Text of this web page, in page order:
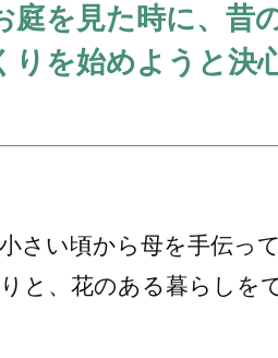
庭を見た時に、昔
りを始めようと決
さい頃から母を手伝っ
と、花のある暮らしを